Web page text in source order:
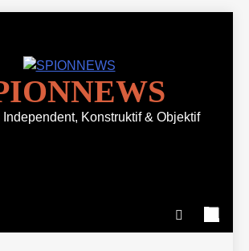
Independent, Konstruktif & Objektif